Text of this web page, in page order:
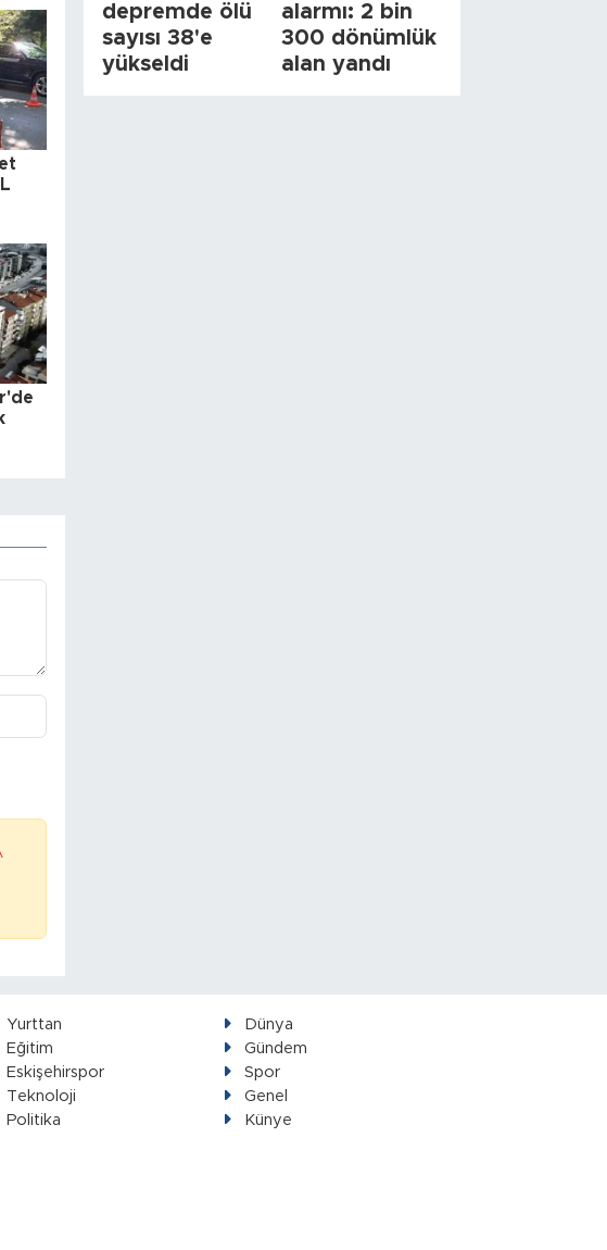
depremde ölü
sayısı 38'e
yükseldi
alarmı: 2 bin
300 dönümlük
alan yandı
Yurttan
Dünya
Eğitim
Gündem
Eskişehirspor
Spor
Teknoloji
Genel
Politika
Künye